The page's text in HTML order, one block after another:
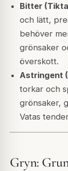
Bitter
och lätt,
behöver
grönsaker
överskott.
Astringent
torkar och
grönsaker,
Vatas
Gryn: